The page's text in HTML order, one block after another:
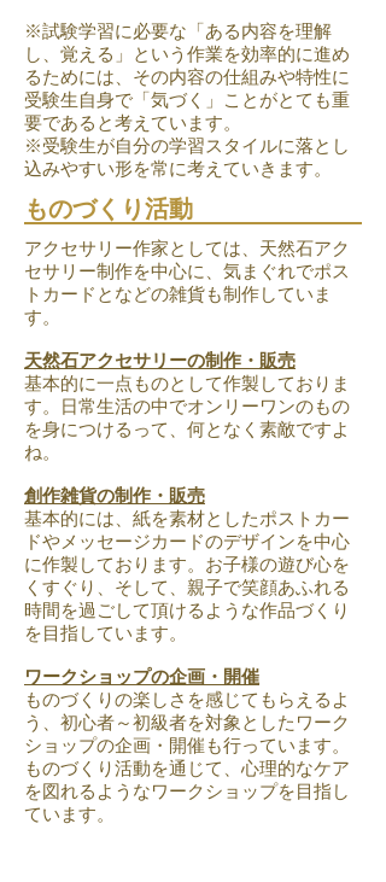
※試験学習に必要な「ある内容を理解
し、覚える」という作業を効率的に進め
るためには、その内容の仕組みや特性に
受験生自身で「気づく」ことがとても重
要であると考えています。
※受験生が自分の学習スタイルに落とし
込みやすい形を常に考えていきます。
ものづくり活動
アクセサリー作家としては、天然石アク
セサリー制作を中心に、気まぐれでポス
トカードとなどの雑貨も制作していま
す。
天然石アクセサリーの制作・販売
基本的に一点ものとして作製しておりま
す。日常生活の中でオンリーワンのもの
を身につけるって、何となく素敵ですよ
ね。
創作雑貨の制作・販売
基本的には、紙を素材としたポストカー
ドやメッセージカードのデザインを中心
に作製しております。お子様の遊び心を
くすぐり、そして、親子で笑顔あふれる
時間を過ごして頂けるような作品づくり
を目指しています。
ワークショップの企画・開催
ものづくりの楽しさを感じてもらえるよ
う、初心者～初級者を対象としたワーク
ショップの企画・開催も行っています。
ものづくり活動を通じて、心理的なケア
を図れるようなワークショップを目指し
ています。